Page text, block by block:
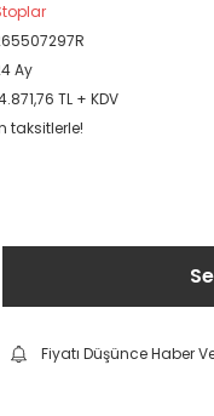
Ay
TL + KDV
taksitlerle!
Fiyatı Düşünce Haber